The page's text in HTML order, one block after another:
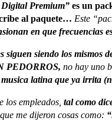
Premium” es un
al paquete… Este
en que frecuencias
siguen siendo los mismos
PEDORROS, no hay uno
latina que ya irrita
los empleados, tal como
me dijeron cosas como: